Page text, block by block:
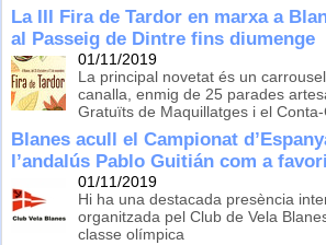
La III Fira de Tardor en marxa a
al Passeig de Dintre fins diumenge
01/11/2019
La principal novetat és un
canalla, enmig de 25 parades
Gratuïts de Maquillatges i el
Blanes acull el Campionat
l’andalús Pablo Guitián com a
01/11/2019
Hi ha una destacada presència
organitzada pel Club de Vela
classe olímpica